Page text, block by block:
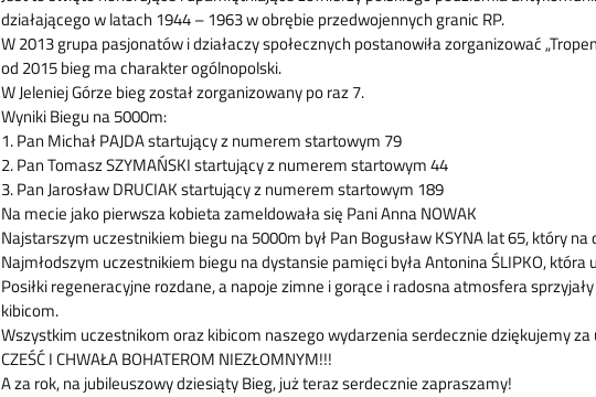
działającego w latach 1944 – 1963 w obrębie przedwojennych granic RP.
W 2013 grupa pasjonatów i działaczy społecznych postanowiła zorganizować
od 2015 bieg ma charakter ogólnopolski.
W Jeleniej Górze bieg został zorganizowany po raz 7.
Wyniki Biegu na 5000m:
1. Pan Michał PAJDA startujący z numerem startowym 79
2. Pan Tomasz SZYMAŃSKI startujący z numerem startowym 44
3. Pan Jarosław DRUCIAK startujący z numerem startowym 189
Na mecie jako pierwsza kobieta zameldowała się Pani Anna NOWAK
Najstarszym uczestnikiem biegu na 5000m był Pan Bogusław KSYNA lat 65, który
Najmłodszym uczestnikiem biegu na dystansie pamięci była Antonina ŚLIPKO, która
Posiłki regeneracyjne rozdane, a napoje zimne i gorące i radosna atmosfera
kibicom.
Wszystkim uczestnikom oraz kibicom naszego wydarzenia serdecznie dziękujemy za
CZEŚĆ I CHWAŁA BOHATEROM NIEZŁOMNYM!!!
A za rok, na jubileuszowy dziesiąty Bieg, już teraz serdecznie zapraszamy!